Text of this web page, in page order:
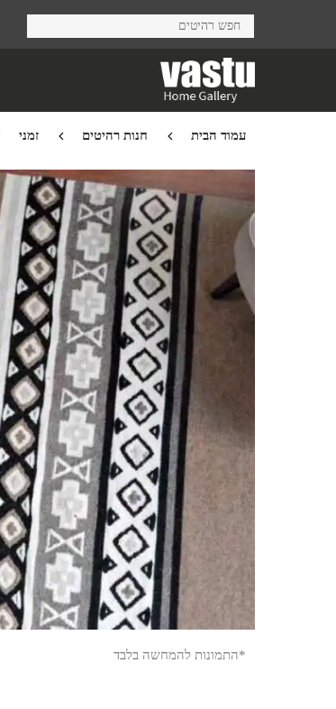
עמוד הבית חנות רהיטים זמני
*התמונות להמחשה בלבד